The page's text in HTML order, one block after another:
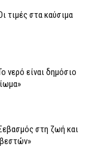
τιμές στα καύσιμα
νερό είναι δημόσιο
στη ζωή και